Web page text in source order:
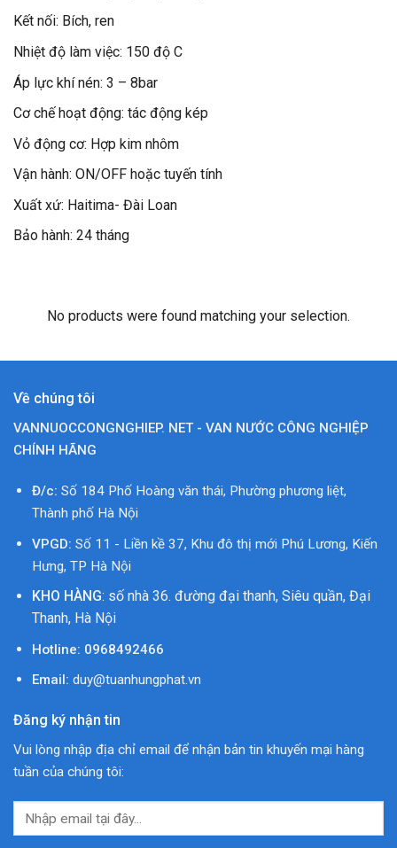
Kết nối: Bích, ren
Nhiệt độ làm việc: 150 độ C
Áp lực khí nén: 3 – 8bar
Cơ chế hoạt động: tác động kép
Vỏ động cơ: Hợp kim nhôm
Vận hành: ON/OFF hoặc tuyến tính
Xuất xứ: Haitima- Đài Loan
Bảo hành: 24 tháng
No products were found matching your selection.
Về chúng tôi
VANNUOCCONGNGHIEP. NET - VAN NƯỚC CÔNG NGHIỆP
CHÍNH HÃNG
Đ/c: Số 184 Phố Hoàng văn thái, Phường phương liệt,
Thành phố Hà Nội
VPGD: Số 11 - Liền kề 37, Khu đô thị mới Phú Lương, Kiến
Hưng, TP Hà Nội
KHO HÀNG: số nhà 36. đường đại thanh, Siêu quần, Đại
Thanh, Hà Nội
Hotline: 0968492466
Email: duy@tuanhungphat.vn
Đăng ký nhận tin
Vui lòng nhập địa chỉ email để nhận bản tin khuyến mại hàng
tuần của chúng tôi: